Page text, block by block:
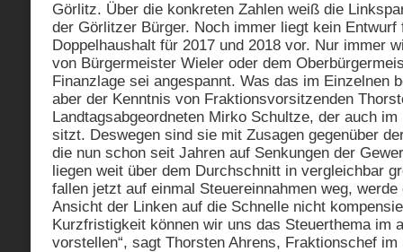
Görlitz. Über die konkreten Zahlen weiß die
der Görlitzer Bürger. Noch immer liegt kein Entwurf
Doppelhaushalt für 2017 und 2018 vor. Nur immer
von Bürgermeister Wieler oder dem
Finanzlage sei angespannt. Was das im Einzelnen
aber der Kenntnis von Fraktionsvorsitzenden
Landtagsabgeordneten Mirko Schultze, der auch
sitzt. Deswegen sind sie mit Zusagen gegenüber
die nun schon seit Jahren auf Senkungen der
liegen weit über dem Durchschnitt in vergleichbar
fallen jetzt auf einmal Steuereinnahmen weg,
Ansicht der Linken auf die Schnelle nicht
Kurzfristigkeit können wir uns das Steuerthema im
vorstellen“, sagt Thorsten Ahrens, Fraktionschef im